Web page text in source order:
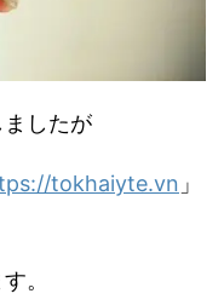
したが
tokhaiyte.vn 」
。